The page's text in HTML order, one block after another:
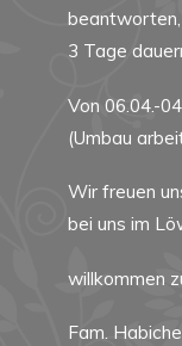
3 Tage
Von 06.04.-
(Umbau
Wir freuen
bei uns im
willkommen
Fam.